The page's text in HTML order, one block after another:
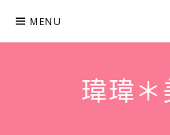
content
MENU
瑋瑋＊